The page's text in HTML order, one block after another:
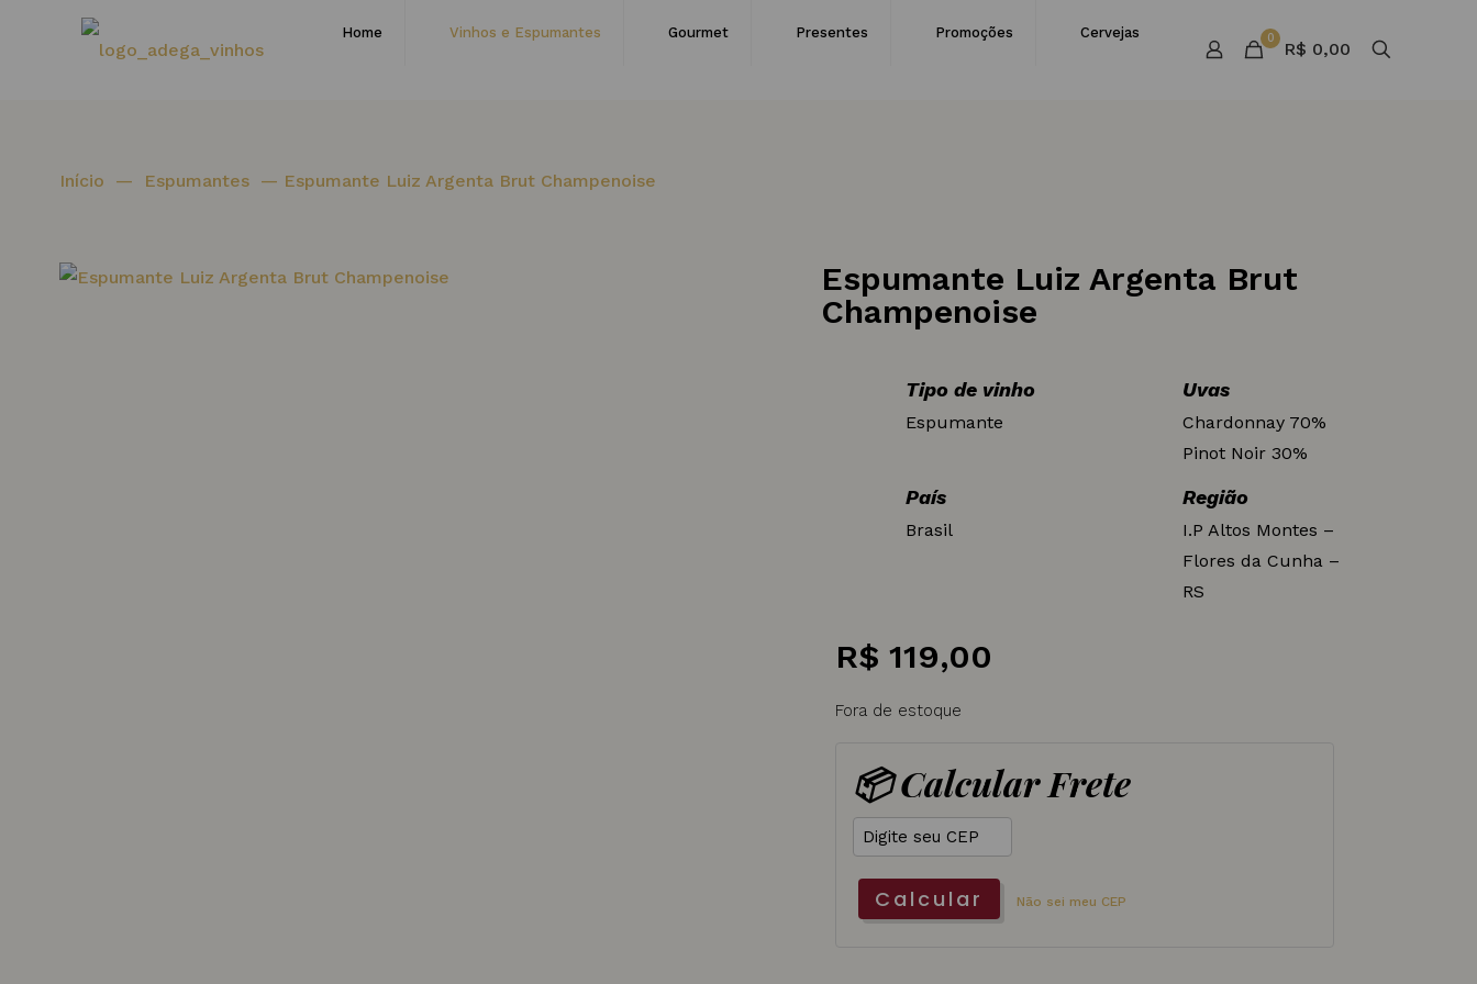
Home Vinhos e Espumantes Gourmet Presentes Promoções Cervejas 0
R$ 0,00
Início — Espumantes — Espumante Luiz Argenta Brut Champenoise
Espumante Luiz Argenta Brut
Champenoise
Tipo de vinho
Espumante
Uvas
Chardonnay 70%
Pinot Noir 30%
País
Brasil
Região
I.P Altos Montes –
Flores da Cunha –
RS
R$ 119,00
Fora de estoque
📦 Calcular Frete
Calcular Não sei meu CEP